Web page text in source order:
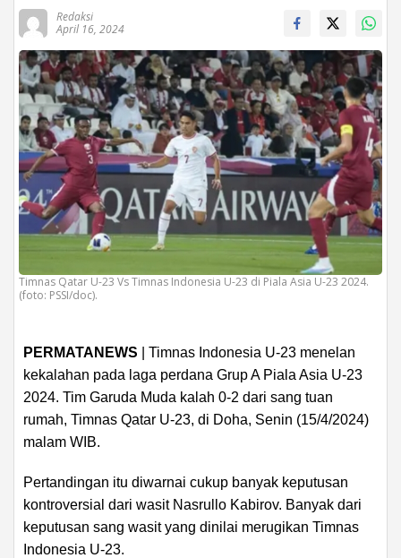
Redaksi
April 16, 2024
Timnas Qatar U-23 Vs Timnas Indonesia U-23 di Piala Asia U-23 2024.
(foto: PSSI/doc).
PERMATANEWS | Timnas Indonesia U-23 menelan
kekalahan pada laga perdana Grup A Piala Asia U-23
2024. Tim Garuda Muda kalah 0-2 dari sang tuan
rumah, Timnas Qatar U-23, di Doha, Senin (15/4/2024)
malam WIB.
Pertandingan itu diwarnai cukup banyak keputusan
kontroversial dari wasit Nasrullo Kabirov. Banyak dari
keputusan sang wasit yang dinilai merugikan Timnas
Indonesia U-23.